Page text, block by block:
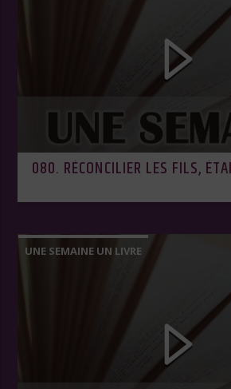
080. RÉCONCILIER LES FILS,
UNE SEMAINE UN LIVRE